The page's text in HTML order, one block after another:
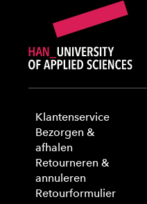
Klantenservice
Bezorgen &
afhalen
Retourneren &
annuleren
Retourformulier